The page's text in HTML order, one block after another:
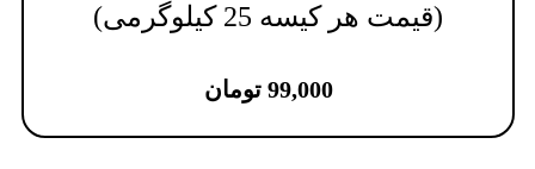
(قیمت هر کیسه 25 کیلوگرمی)
99,000 تومان